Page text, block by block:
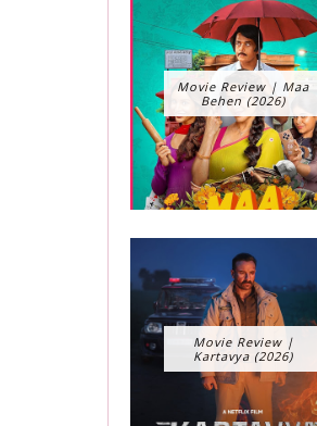
Movie Review | Maa
Behen (2026)
Movie Review |
Kartavya (2026)